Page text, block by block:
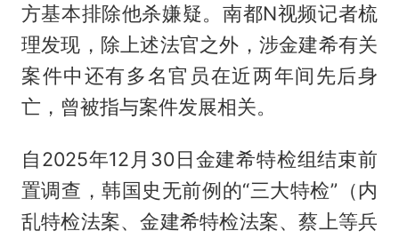
方基本排除他杀嫌疑。南都N视频记者梳
理发现，除上述法官之外，涉金建希有关
案件中还有多名官员在近两年间先后身
亡，曾被指与案件发展相关。
自2025年12月30日金建希特检组结束前
置调查，韩国史无前例的“三大特检”（内
乱特检法案、金建希特检法案、蔡上等兵